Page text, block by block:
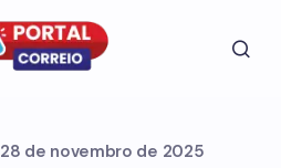
28 de novembro de 2025